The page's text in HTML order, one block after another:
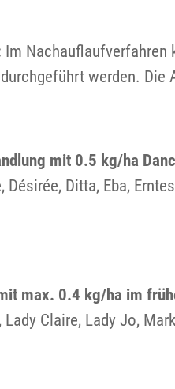
Im Nachauflaufverfahren
werden.
mit 0.5 kg/ha
Désirée, Ditta, Eba,
max. 0.4 kg/ha im
Claire, Lady Jo,